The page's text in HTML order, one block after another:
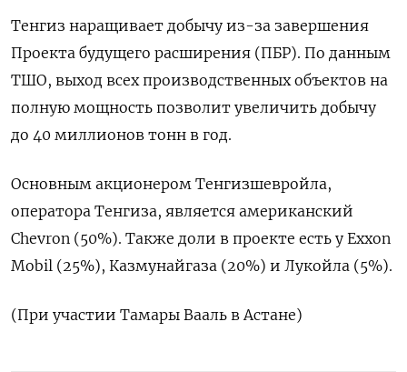
Тенгиз наращивает добычу из-за завершения
Проекта будущего расширения (ПБР). По данным
ТШО, выход всех производственных объектов на
полную мощность позволит увеличить добычу
до 40 миллионов тонн в год.
Основным акционером Тенгизшевройла,
оператора Тенгиза, является американский
Chevron (50%). Также доли в проекте есть у Exxon
Mobil (25%), Казмунайгаза (20%) и Лукойла (5%).
(При участии Тамары Вааль в Астане)